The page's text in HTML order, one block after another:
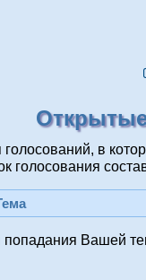
голосований, в
голосования
попадания Вашей